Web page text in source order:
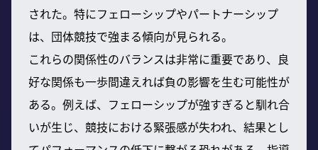
された。特にフェローシップやパートナーシップ
は、団体競技で強まる傾向が見られる。
これらの関係性のバランスは非常に重要であり、良
好な関係も一歩間違えれば負の影響を生む可能性が
ある。例えば、フェローシップが強すぎると馴れ合
いが生じ、競技における緊張感が失われ、結果とし